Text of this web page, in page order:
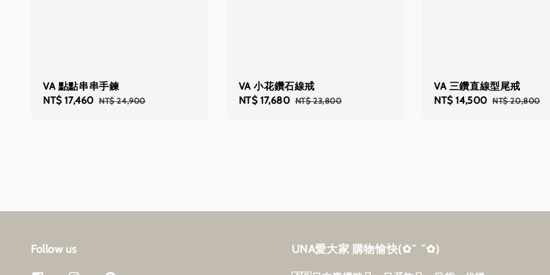
VA 點點串串手鍊
Sale
NT$ 17,460 Regular
NT$ 24,900
VA 小花鑽石線戒
Sale
NT$ 17,680 Regular
NT$ 23,800
VA 三鑽直線型尾戒
Sale
NT$ 14,500 Regular
NT$ 20,800
Follow us UNA愛大家 購物愉快‎(✿˘ ˘✿)